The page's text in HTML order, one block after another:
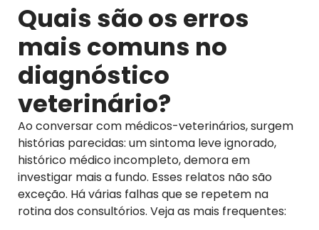
Quais são os erros
mais comuns no
diagnóstico
veterinário?
Ao conversar com médicos-veterinários, surgem
histórias parecidas: um sintoma leve ignorado,
histórico médico incompleto, demora em
investigar mais a fundo. Esses relatos não são
exceção. Há várias falhas que se repetem na
rotina dos consultórios. Veja as mais frequentes: